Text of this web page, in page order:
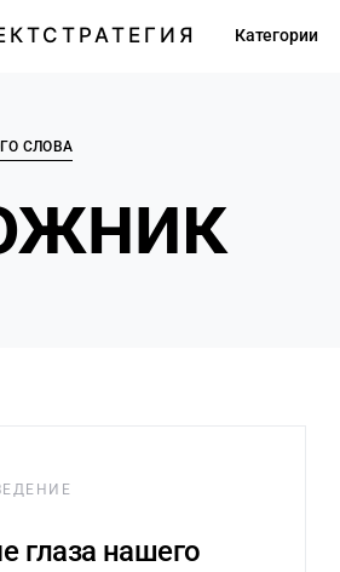
Категории
СЛОВА
глаза нашего